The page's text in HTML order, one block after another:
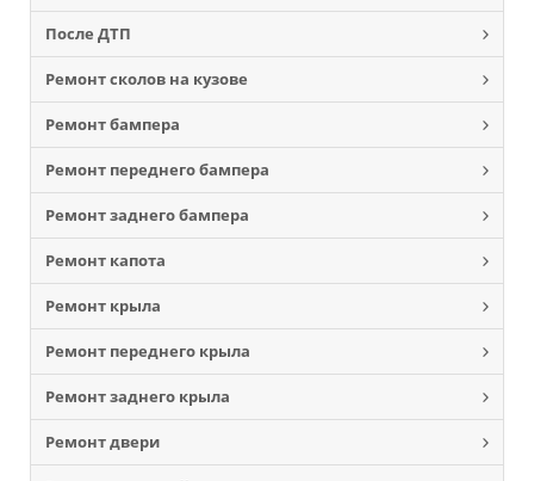
После ДТП
Ремонт сколов на кузове
Ремонт бампера
Ремонт переднего бампера
Ремонт заднего бампера
Ремонт капота
Ремонт крыла
Ремонт переднего крыла
Ремонт заднего крыла
Ремонт двери